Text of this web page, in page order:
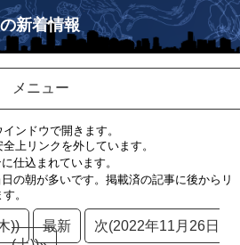
新着情報
メニュー
ンドウで開きます。
上リンクを外しています。
仕込まれています。
の朝が多いです。掲載済の記事に後からリ
。
)) 最新
次(2022年11月26日